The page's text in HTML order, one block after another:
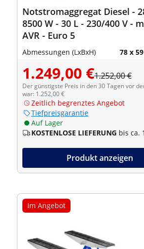
Notstromaggregat Diesel -
8500 W - 30 L - 230/400 V -
AVR - Euro 5
Abmessungen (LxBxH) 78 x
1.249,00 €1.252,00 €
Der günstigste Preis in den 30 Tagen vor
war: 1.252,00 €
Zeitlich begrenztes Angebot
Tiefpreisgarantie
Auf Lager
KOSTENLOSE LIEFERUNG bis ca.
Produkt anzeigen
Im Angebot